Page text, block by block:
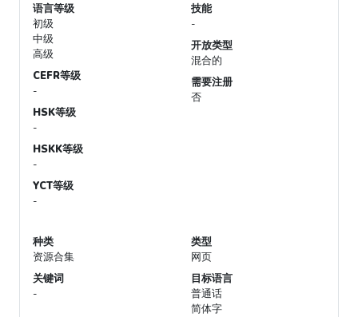
语言等级
初级
中级
高级
CEFR等级
-
HSK等级
-
HSKK等级
-
YCT等级
-
技能
-
开放类型
混合的
需要注册
否
种类
资源合集
关键词
-
类型
网页
目标语言
普通话
简体字